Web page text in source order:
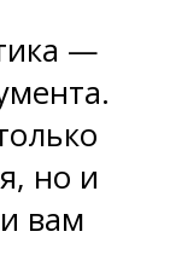
—
но и
вам